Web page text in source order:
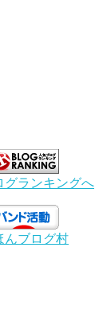
グランキングへ
んブログ村